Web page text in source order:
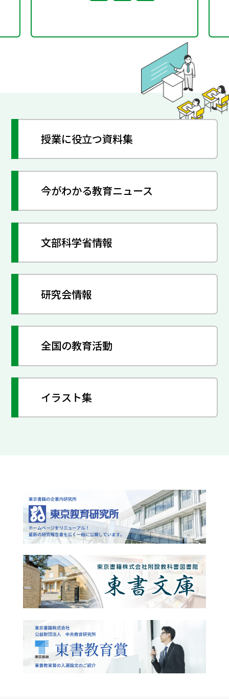
授業に役立つ資料集
今がわかる教育ニュース
文部科学省情報
研究会情報
全国の教育活動
イラスト集